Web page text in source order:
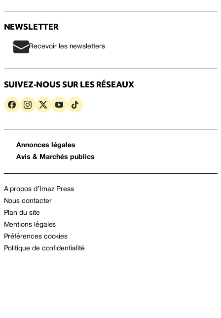
NEWSLETTER
Recevoir les newsletters
SUIVEZ-NOUS SUR LES RÉSEAUX
Annonces légales
Avis & Marchés publics
A propos d’Imaz Press
Nous contacter
Plan du site
Mentions légales
Préférences cookies
Politique de confidentialité